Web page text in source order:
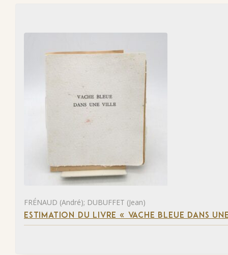
FRÉNAUD (André); DUBUFFET (Jean)
ESTIMATION DU LIVRE « VACHE BLEUE DANS